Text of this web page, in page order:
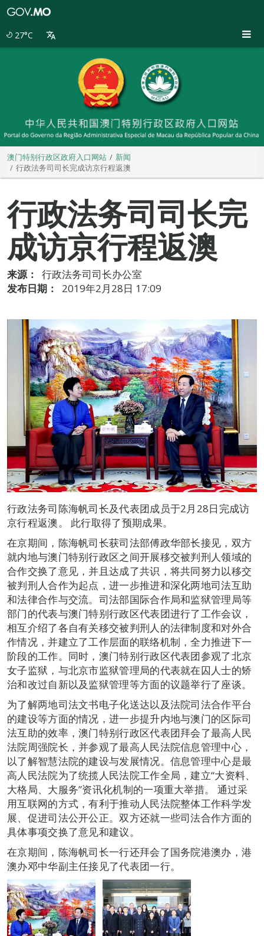
27°C
澳门特别行政区政府入口网站
新闻
行政法务司司长完成访京行程返澳
行政法务司司长完
成访京行程返澳
来源：
行政法务司司长办公室
发布日期：
2019年2月28日 17:09
行政法务司陈海帆司长及代表团成员于2月28日完成访
京行程返澳。 此行取得了预期成果。
在京期间，陈海帆司长获司法部傅政华部长接见，双方
就内地与澳门特别行政区之间开展移交被判刑人领域的
合作交换了意见，并且达成了共识，将共同努力以移交
被判刑人合作为起点，进一步推进和深化两地司法互助
和法律合作与交流。司法部国际合作局和监狱管理局等
部门的代表与澳门特别行政区代表团进行了工作会议，
相互介绍了各自有关移交被判刑人的法律制度和对外合
作情况，并建立了工作层面的联络机制，全力推进下一
阶段的工作。同时，澳门特别行政区代表团参观了北京
女子监狱，与北京市监狱管理局的代表就在囚人士的矫
治和改过自新以及监狱管理等方面的议题举行了座谈。
为了解两地司法文书电子化送达以及法院司法合作平台
的建设等方面的情况，进一步提升内地与澳门的区际司
法互助的效率，澳门特别行政区代表团拜会了最高人民
法院周强院长，并参观了最高人民法院信息管理中心，
以了解智慧法院的建设与发展情况。信息管理中心是最
高人民法院为了统揽人民法院工作全局，建立“大资料、
大格局、大服务”资讯化机制的一项重大举措。 通过采
用互联网的方式，有利于推动人民法院整体工作科学发
展、促进司法公开公正。双方还就一些司法合作方面的
具体事项交换了意见和建议。
在京期间，陈海帆司长一行还拜会了国务院港澳办，港
澳办邓中华副主任接见了代表团一行。